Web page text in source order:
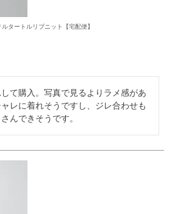
タートルリブニット【宅配便】
て購入。写真で見るよりラメ感があ
レに着れそうですし、ジレ合わせも
んできそうです。